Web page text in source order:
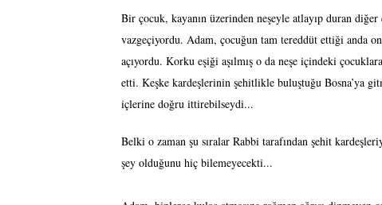
Bir çocuk, kayanın üzerinden neşeyle atlayıp duran
vazgeçiyordu. Adam, çocuğun tam tereddüt ettiği anda
açıyordu. Korku eşiği aşılmış o da neşe içindeki
etti. Keşke kardeşlerinin şehitlikle buluştuğu Bosna’ya
içlerine doğru ittirebilseydi...
Belki o zaman şu sıralar Rabbi tarafından şehit
şey olduğunu hiç bilemeyecekti...